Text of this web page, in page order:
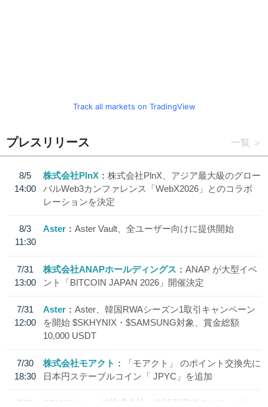
Track all markets on TradingView
プレスリリース 一覧
8/5
14:00
株式会社PlnX
株式会社PlnX、アジア最大級のグロー
バルWeb3カンファレンス「WebX2026」とのコラボ
レーションを決定
8/3
11:30
Aster Aster Vault、全ユーザー向けに提供開始
7/31
13:00
株式会社ANAPホールディングス
ANAP が大型イベ
ント「BITCOIN JAPAN 2026」開催決定
7/31
12:00
Aster
Aster、韓国RWAシーズン1取引キャンペーン
を開始 $SKHYNIX・$SAMSUNG対象、賞金総額
10,000 USDT
7/30
18:30
株式会社モアクト
「モアクト」 のポイント交換先に
日本円ステーブルコイン「 JPYC」を追加
7/29
SBI VCトレード株式会社
信託型円建てステーブル